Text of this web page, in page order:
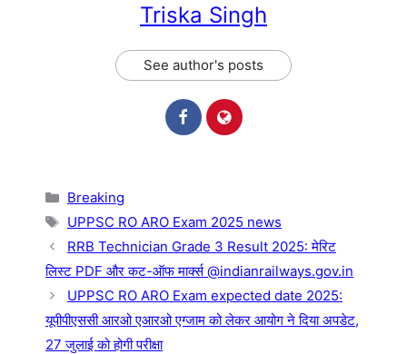
Triska Singh
See author's posts
Categories
Breaking
Tags
UPPSC RO ARO Exam 2025 news
RRB Technician Grade 3 Result 2025: मेरिट
लिस्ट PDF और कट-ऑफ मार्क्स @indianrailways.gov.in
UPPSC RO ARO Exam expected date 2025:
यूपीपीएससी आरओ एआरओ एग्जाम को लेकर आयोग ने दिया अपडेट,
27 जुलाई को होगी परीक्षा